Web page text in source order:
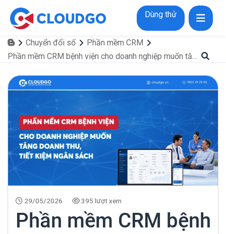
Dùng thử
Chuyển đổi số
Phần mềm CRM
Phần mềm CRM bệnh viện cho doanh nghiệp muốn tăng doanh thu, tiết kiệm ngân sách
29/05/2026 395 lượt xem
Phần mềm CRM bệnh